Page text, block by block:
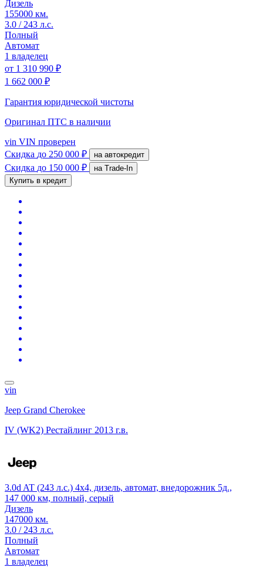
Дизель
155000 км.
3.0 / 243 л.с.
Полный
Автомат
1 владелец
от 1 310 990 ₽
1 662 000 ₽
Гарантия юридической чистоты
Оригинал ПТС в наличии
vin VIN проверен
Скидка до 250 000 ₽ на автокредит
Скидка до 150 000 ₽
на Trade-In
Купить в кредит
vin
Jeep Grand Cherokee
IV (WK2) Рестайлинг 2013 г.в.
3.0d AT (243 л.с.) 4x4, дизель, автомат, внедорожник 5д.,
147 000 км, полный, серый
Дизель
147000 км.
3.0 / 243 л.с.
Полный
Автомат
1 владелец